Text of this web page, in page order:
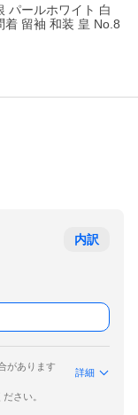
パールホワイト 白
着 留袖 和装 皇 No.8
内訳
があります
詳細
さい。